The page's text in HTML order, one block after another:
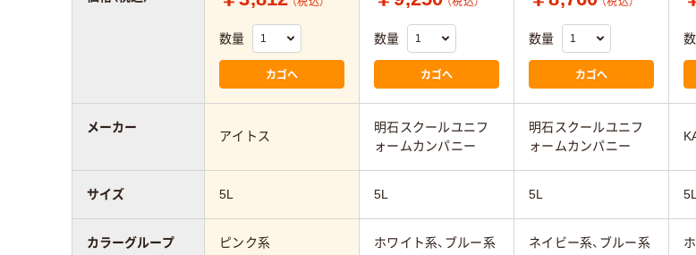
数量
カゴへ
数量
カゴへ
数量
カゴへ
アイトス
明石スクールユニフ
ォームカンパニー
明石スクールユニフ
ォームカンパニー
5L 5L 5L 5L
ピンク系 ホワイト系、ブルー系 ネイビー系、ブルー系
メーカー
サイズ
カラーグループ